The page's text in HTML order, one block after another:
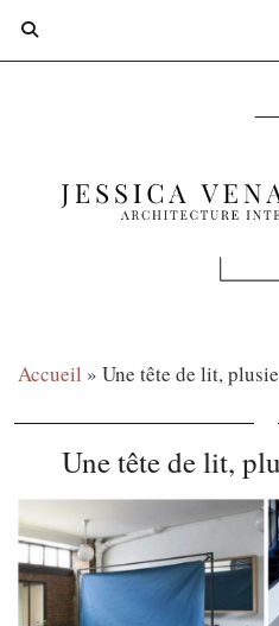
Accueil » Une tête de lit,
Une tête de lit,